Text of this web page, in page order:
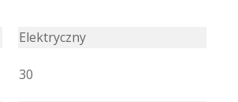
Elektryczny
30